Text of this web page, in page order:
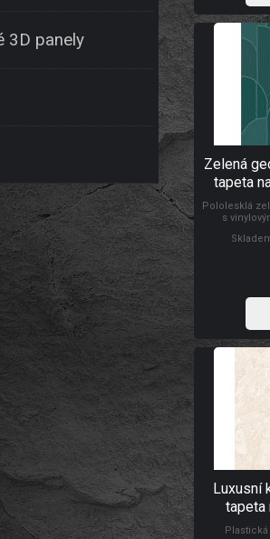
Zelená
tapeta
Exclusive
Pololesklá
s
šňůrky,
Luxusní
tapeta
3D panely